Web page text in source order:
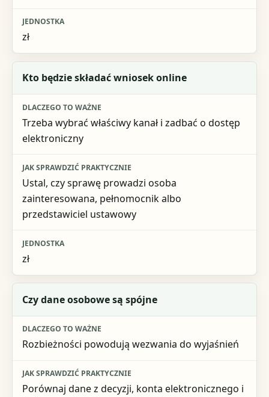
zł
Kto będzie składać wniosek online
Trzeba wybrać właściwy kanał i zadbać o dostęp
elektroniczny
Ustal, czy sprawę prowadzi osoba
zainteresowana, pełnomocnik albo
przedstawiciel ustawowy
zł
Czy dane osobowe są spójne
Rozbieżności powodują wezwania do wyjaśnień
Porównaj dane z decyzji, konta elektronicznego i